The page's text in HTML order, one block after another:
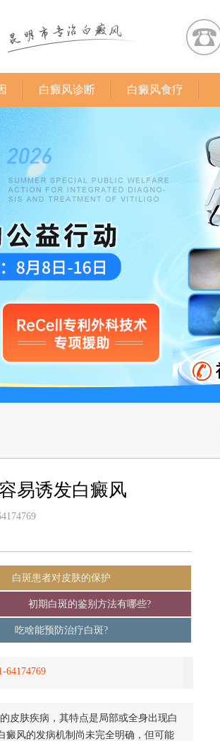
白癜风诊断 白癜风食疗
易诱发白癜风
白斑患者对皮肤的保护
初期白斑的鉴别方法有哪些?
吃啥能预防治疗白斑?
64174769
肤疾病，其特点是局部或全身出现白
癜风的发病机制尚未完全明确，但可能